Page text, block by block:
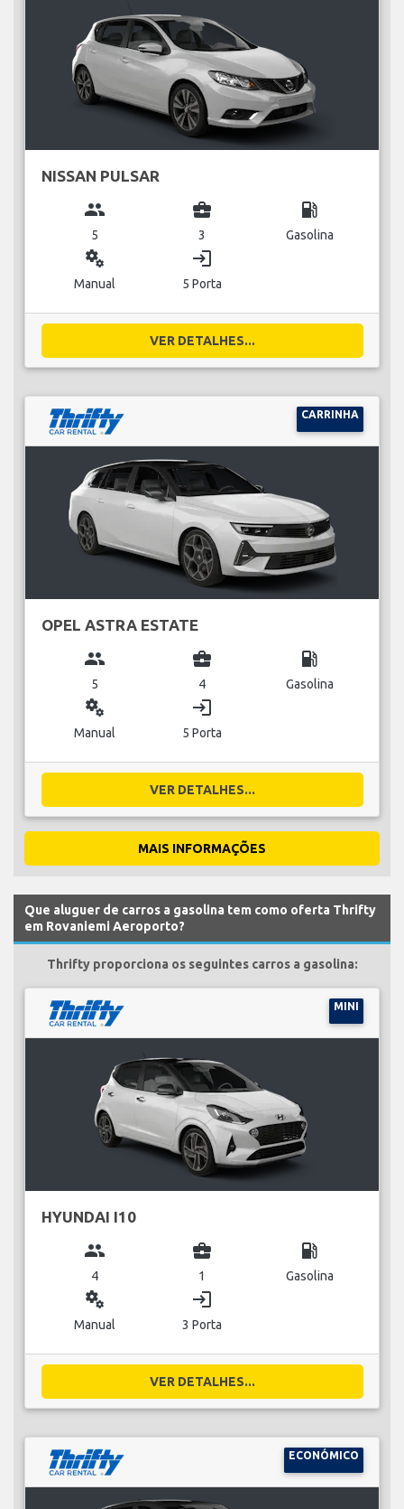
NISSAN PULSAR
group
5
business_center
3
local_gas_station
Gasolina
miscellaneous_services
Manual
login
5 Porta
VER DETALHES...
CARRINHA
OPEL ASTRA ESTATE
group
5
business_center
4
local_gas_station
Gasolina
miscellaneous_services
Manual
login
5 Porta
VER DETALHES...
MAIS INFORMAÇÕES
Que aluguer de carros a gasolina tem como oferta Thrifty
em Rovaniemi Aeroporto?
Thrifty proporciona os seguintes carros a gasolina:
MINI
HYUNDAI I10
group
4
business_center
1
local_gas_station
Gasolina
miscellaneous_services
Manual
login
3 Porta
VER DETALHES...
ECONÓMICO